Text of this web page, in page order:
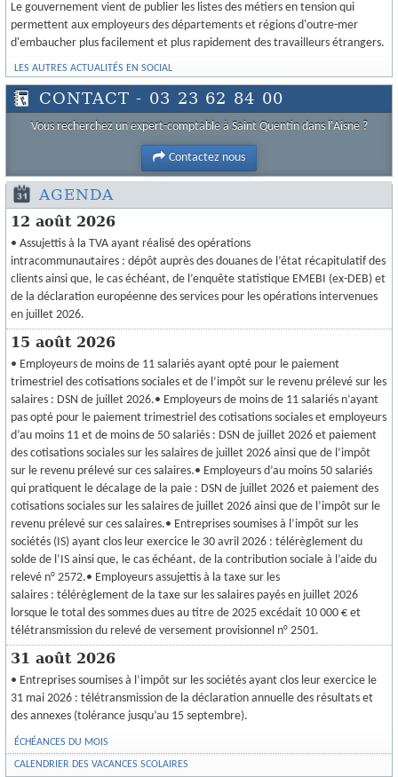
Le gouvernement vient de publier les listes des métiers en tension qui
permettent aux employeurs des départements et régions d'outre-mer
d'embaucher plus facilement et plus rapidement des travailleurs étrangers.
LES AUTRES ACTUALITÉS EN SOCIAL
CONTACT - 03 23 62 84 00
Vous recherchez un expert-comptable à Saint Quentin dans l'Aisne ?
Contactez nous
AGENDA
12 août 2026
• Assujettis à la TVA ayant réalisé des opérations
intracommunautaires : dépôt auprès des douanes de l’état récapitulatif des
clients ainsi que, le cas échéant, de l’enquête statistique EMEBI (ex-DEB) et
de la déclaration européenne des services pour les opérations intervenues
en juillet 2026.
15 août 2026
• Employeurs de moins de 11 salariés ayant opté pour le paiement
trimestriel des cotisations sociales et de l’impôt sur le revenu prélevé sur les
salaires : DSN de juillet 2026.• Employeurs de moins de 11 salariés n’ayant
pas opté pour le paiement trimestriel des cotisations sociales et employeurs
d’au moins 11 et de moins de 50 salariés : DSN de juillet 2026 et paiement
des cotisations sociales sur les salaires de juillet 2026 ainsi que de l’impôt
sur le revenu prélevé sur ces salaires.• Employeurs d’au moins 50 salariés
qui pratiquent le décalage de la paie : DSN de juillet 2026 et paiement des
cotisations sociales sur les salaires de juillet 2026 ainsi que de l’impôt sur le
revenu prélevé sur ces salaires.• Entreprises soumises à l’impôt sur les
sociétés (IS) ayant clos leur exercice le 30 avril 2026 : télérèglement du
solde de l’IS ainsi que, le cas échéant, de la contribution sociale à l’aide du
relevé n° 2572.• Employeurs assujettis à la taxe sur les
salaires : télérèglement de la taxe sur les salaires payés en juillet 2026
lorsque le total des sommes dues au titre de 2025 excédait 10 000 € et
télétransmission du relevé de versement provisionnel n° 2501.
31 août 2026
• Entreprises soumises à l’impôt sur les sociétés ayant clos leur exercice le
31 mai 2026 : télétransmission de la déclaration annuelle des résultats et
des annexes (tolérance jusqu’au 15 septembre).
ÉCHÉANCES DU MOIS
CALENDRIER DES VACANCES SCOLAIRES